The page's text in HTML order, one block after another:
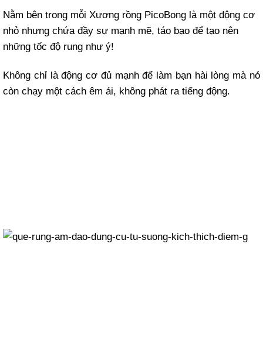
Nằm bên trong mỗi Xương rồng PicoBong là một động cơ
nhỏ nhưng chứa đầy sự mạnh mẽ, táo bạo để tạo nên
những tốc độ rung như ý!
Không chỉ là động cơ đủ mạnh để làm bạn hài lòng mà nó
còn chạy một cách êm ái, không phát ra tiếng động.